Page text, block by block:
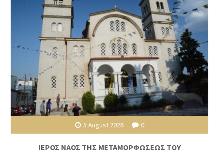
5 August 2026 0
ΙΕΡΟΣ ΝΑΟΣ ΤΗΣ ΜΕΤΑΜΟΡΦΩΣΕΩΣ ΤΟΥ